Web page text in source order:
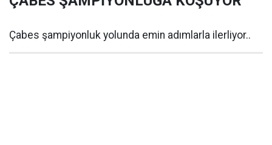
Çabes şampiyonluk yolunda emin adımlarla ilerliyor..